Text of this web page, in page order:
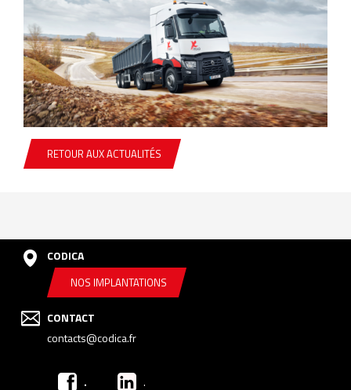
RETOUR AUX ACTUALITÉS
CODICA
NOS IMPLANTATIONS
CONTACT
contacts@codica.fr
. .